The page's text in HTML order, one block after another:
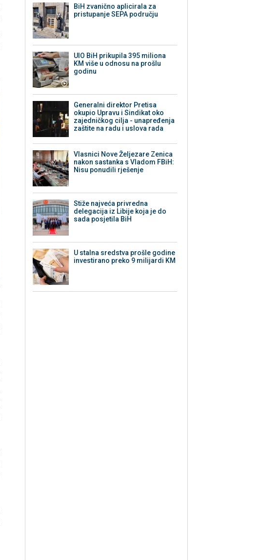
BiH zvanično aplicirala za
pristupanje SEPA području
UIO BiH prikupila 395 miliona
KM više u odnosu na prošlu
godinu
Generalni direktor Pretisa
okupio Upravu i Sindikat oko
zajedničkog cilja - unapređenja
zaštite na radu i uslova rada
Vlasnici Nove Željezare Zenica
nakon sastanka s Vladom FBiH:
Nisu ponudili rješenje
Stiže najveća privredna
delegacija iz Libije koja je do
sada posjetila BiH
U stalna sredstva prošle godine
investirano preko 9 milijardi KM